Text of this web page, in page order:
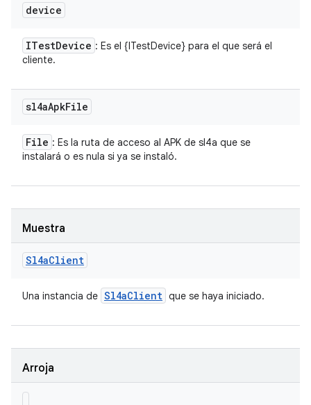
device
ITestDevice : Es el {ITestDevice} para el que será el
cliente.
sl4aApkFile
File : Es la ruta de acceso al APK de sl4a que se
instalará o es nula si ya se instaló.
Muestra
Sl4aClient
Una instancia de Sl4aClient que se haya iniciado.
Arroja